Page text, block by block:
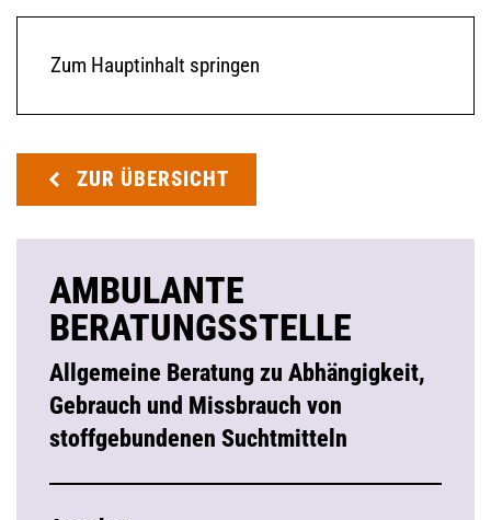
Zum Hauptinhalt springen
ZUR ÜBERSICHT
AMBULANTE
BERATUNGSSTELLE
Allgemeine Beratung zu Abhängigkeit,
Gebrauch und Missbrauch von
stoffgebundenen Suchtmitteln